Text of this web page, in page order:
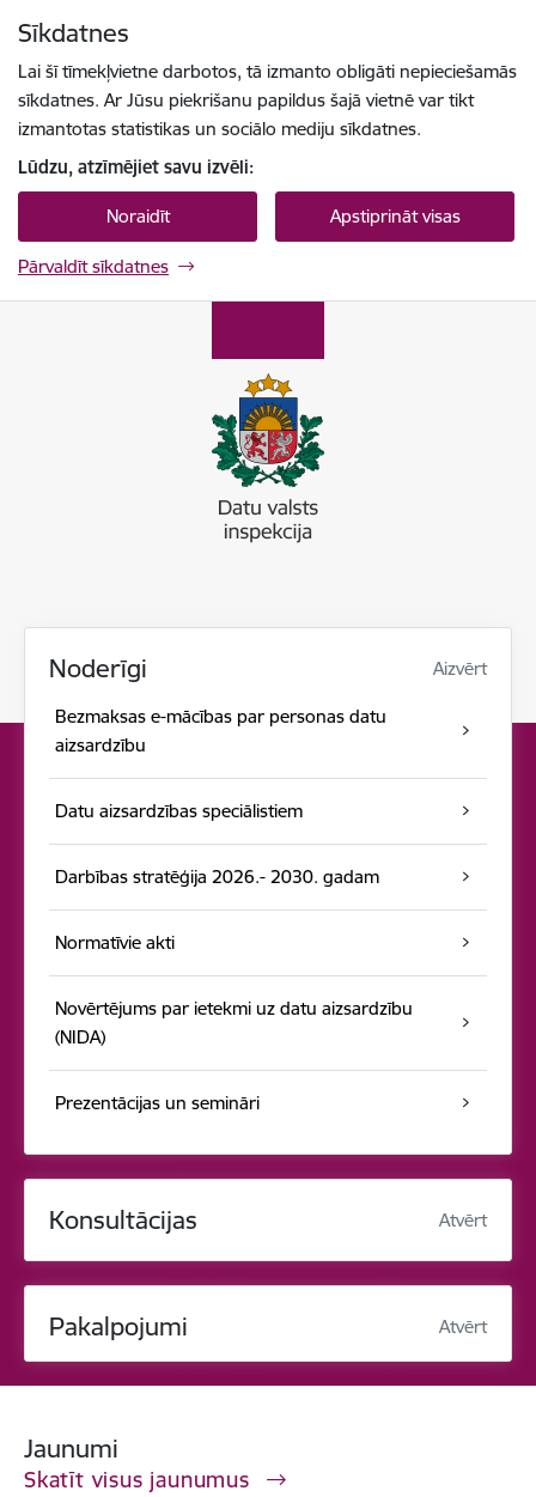
Sīkdatnes
Lai šī tīmekļvietne darbotos, tā izmanto obligāti nepieciešamās
sīkdatnes. Ar Jūsu piekrišanu papildus šajā vietnē var tikt
izmantotas statistikas un sociālo mediju sīkdatnes.
Lūdzu, atzīmējiet savu izvēli:
Noraidīt Apstiprināt visas
Pārvaldīt sīkdatnes
Noderīgi Aizvērt
Bezmaksas e-mācības par personas datu
aizsardzību
Datu aizsardzības speciālistiem
Darbības stratēģija 2026.- 2030. gadam
Normatīvie akti
Novērtējums par ietekmi uz datu aizsardzību
(NIDA)
Prezentācijas un semināri
Konsultācijas Atvērt
Pakalpojumi Atvērt
Jaunumi
Skatīt visus jaunumus